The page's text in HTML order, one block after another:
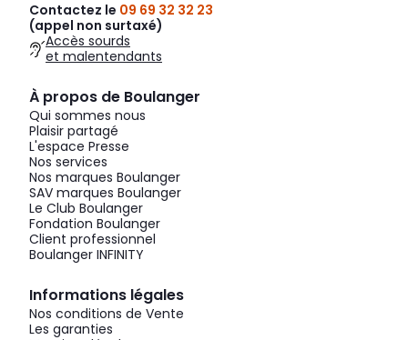
Contactez le 09 69 32 32 23
(appel non surtaxé)
Accès sourds
et malentendants
À propos de Boulanger
Qui sommes nous
Plaisir partagé
L'espace Presse
Nos services
Nos marques Boulanger
SAV marques Boulanger
Le Club Boulanger
Fondation Boulanger
Client professionnel
Boulanger INFINITY
Informations légales
Nos conditions de Vente
Les garanties